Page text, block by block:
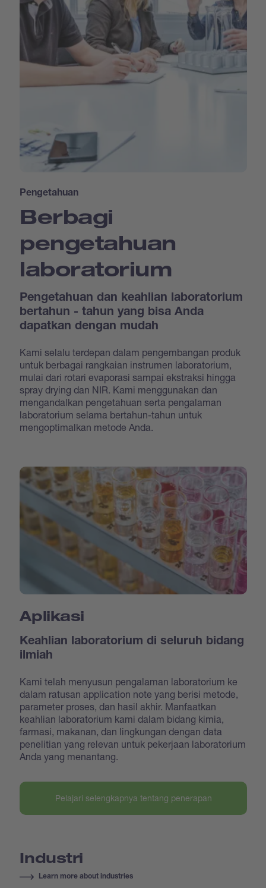
Pengetahuan
Berbagi
pengetahuan
laboratorium
Pengetahuan dan keahlian laboratorium
bertahun - tahun yang bisa Anda
dapatkan dengan mudah
Kami selalu terdepan dalam pengembangan produk
untuk berbagai rangkaian instrumen laboratorium,
mulai dari rotari evaporasi sampai ekstraksi hingga
spray drying dan NIR. Kami menggunakan dan
mengandalkan pengetahuan serta pengalaman
laboratorium selama bertahun-tahun untuk
mengoptimalkan metode Anda.
Aplikasi
Keahlian laboratorium di seluruh bidang
ilmiah
Kami telah menyusun pengalaman laboratorium ke
dalam ratusan application note yang berisi metode,
parameter proses, dan hasil akhir. Manfaatkan
keahlian laboratorium kami dalam bidang kimia,
farmasi, makanan, dan lingkungan dengan data
penelitian yang relevan untuk pekerjaan laboratorium
Anda yang menantang.
Pelajari selengkapnya tentang penerapan
Industri
Learn more about industries